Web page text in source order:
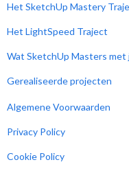
Het SketchUp Mastery
Het LightSpeed Traject
Wat SketchUp Masters met
Gerealiseerde projecten
Algemene Voorwaarden
Privacy Policy
Cookie Policy